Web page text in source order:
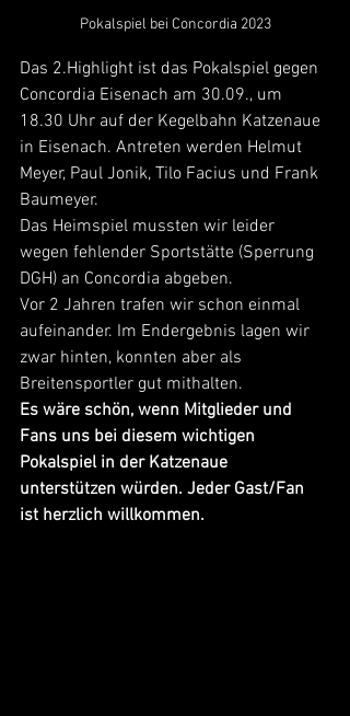
Pokalspiel bei Concordia 2023
Das 2.Highlight ist das Pokalspiel gegen
Concordia Eisenach am 30.09., um
18.30 Uhr auf der Kegelbahn Katzenaue
in Eisenach. Antreten werden Helmut
Meyer, Paul Jonik, Tilo Facius und Frank
Baumeyer.
Das Heimspiel mussten wir leider
wegen fehlender Sportstätte (Sperrung
DGH) an Concordia abgeben.
Vor 2 Jahren trafen wir schon einmal
aufeinander. Im Endergebnis lagen wir
zwar hinten, konnten aber als
Breitensportler gut mithalten.
Es wäre schön, wenn Mitglieder und
Fans uns bei diesem wichtigen
Pokalspiel in der Katzenaue
unterstützen würden. Jeder Gast/Fan
ist herzlich willkommen.